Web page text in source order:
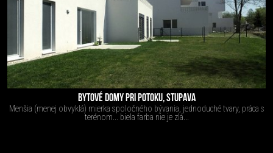
BYTOVÉ DOMY PRI POTOKU, STUPAVA
Menšia (menej obvyklá) mierka spoločného bývania, jednoduché tvary, práca s
terénom... biela farba nie je zlá...